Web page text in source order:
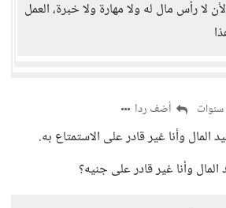
لا رأس مال له ولا مهارة ولا خبرة، العمل
أضف ردا
المال وأنا غير قادر على الاستمتاع به.
المال وأنا غير قادر على جنيه؟